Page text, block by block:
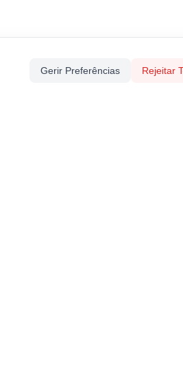
Gerir Preferências Rejeitar